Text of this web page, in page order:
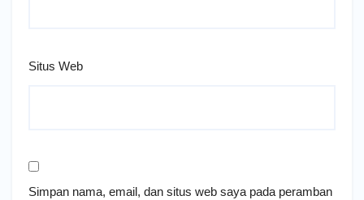
Situs Web
Simpan nama, email, dan situs web saya pada peramban